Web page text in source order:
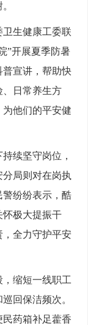
生健康工委联
”开展夏季防暑
普宣讲，帮助快
、日常养生方
他们的平安健
续坚守岗位，
局则对在岗执
纷纷表示，酷
怀极大提振干
全力守护平安
缩短一线职工
回保洁频次。
药箱补足藿香